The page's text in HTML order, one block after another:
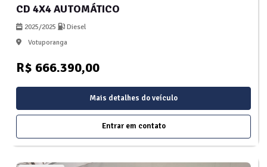
CD 4X4 AUTOMÁTICO
2025/2025
Diesel
Votuporanga
R$ 666.390,00
Mais detalhes do veículo
Entrar em contato